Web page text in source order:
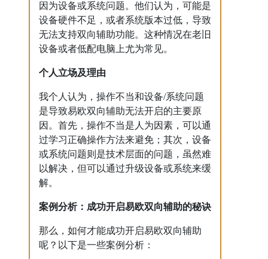
因为设备或系统问题。他们认为，可能是
设备硬件不足，或者系统版本过低，导致
无法支持双向辅助功能。这种情况在老旧
设备或者低配电脑上尤为常见。
个人立场及理由
我个人认为，操作不当和设备/系统问题
是导致易欧双向辅助无法开启的主要原
因。首先，操作不当是人为因素，可以通
过学习正确操作方法来避免；其次，设备
或系统问题则是技术层面的问题，虽然难
以解决，但可以通过升级设备或系统来缓
解。
案例分析：成功开启易欧双向辅助的秘诀
那么，如何才能成功开启易欧双向辅助
呢？以下是一些案例分析：